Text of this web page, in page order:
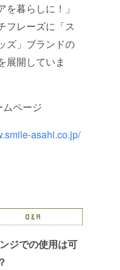
を暮らしに！」
フレーズに「ス
ズ」ブランドの
展開していま
ページ
asahi.co.jp/
ジでの使用は可